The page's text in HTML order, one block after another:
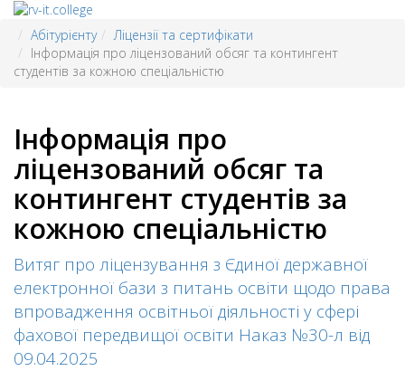
Абітурієнту
Ліцензії та сертифікати
Інформація про ліцензований обсяг та контингент
студентів за кожною спеціальністю
Інформація про
ліцензований обсяг та
контингент студентів за
кожною спеціальністю
Витяг про ліцензування з Єдиної державної
електронної бази з питань освіти щодо права
впровадження освітньої діяльності у сфері
фахової передвищої освіти Наказ №30-л від
09.04.2025